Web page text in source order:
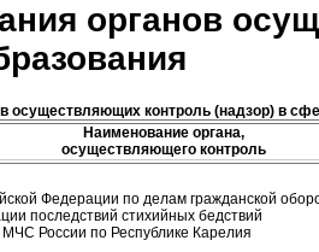
органов
осуществляющих контроль (надзор) в
Наименование органа,
осуществляющего контроль
Федерации по делам гражданской
последствий стихийных бедствий
МЧС России по Республике Карелия